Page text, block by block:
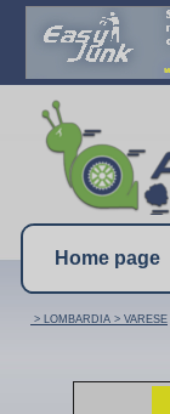
Home page
> LOMBARDIA > VARESE